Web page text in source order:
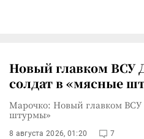
Новый главком ВСУ
солдат в «мясные
Марочко: Новый главком ВСУ
штурмы»
8 августа 2026, 01:20 7